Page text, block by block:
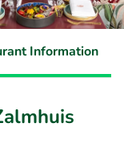
Information